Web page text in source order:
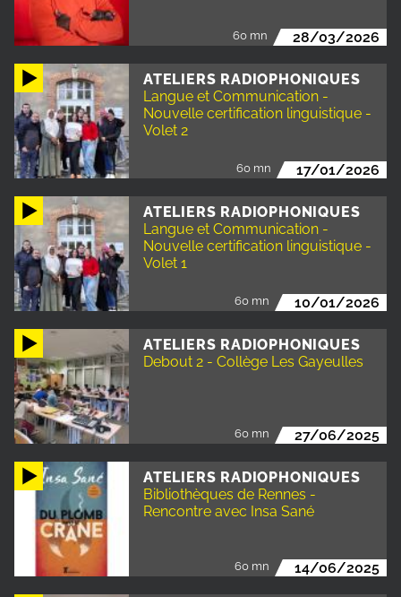
60 mn 28/03/2026
ATELIERS RADIOPHONIQUES
Langue et Communication -
Nouvelle certification linguistique -
Volet 2
60 mn 17/01/2026
ATELIERS RADIOPHONIQUES
Langue et Communication -
Nouvelle certification linguistique -
Volet 1
60 mn 10/01/2026
ATELIERS RADIOPHONIQUES
Debout 2 - Collège Les Gayeulles
60 mn 27/06/2025
ATELIERS RADIOPHONIQUES
Bibliothèques de Rennes -
Rencontre avec Insa Sané
60 mn 14/06/2025